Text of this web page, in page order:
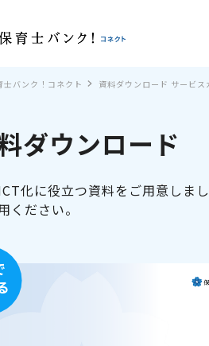
士バンク！コネクト 資料ダウンロード サービス
ダウンロード
化に役立つ資料をご用意しま
ください。